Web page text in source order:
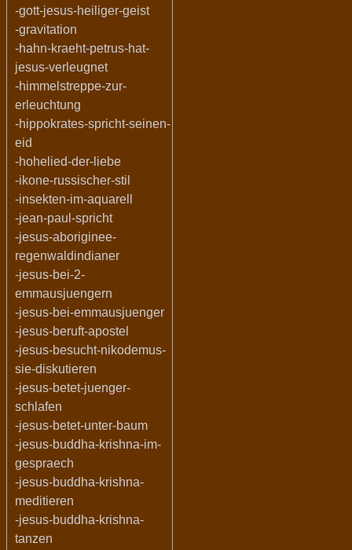
-gott-jesus-heiliger-geist
-gravitation
-hahn-kraeht-petrus-hat-
jesus-verleugnet
-himmelstreppe-zur-
erleuchtung
-hippokrates-spricht-seinen-
eid
-hohelied-der-liebe
-ikone-russischer-stil
-insekten-im-aquarell
-jean-paul-spricht
-jesus-aboriginee-
regenwaldindianer
-jesus-bei-2-
emmausjuengern
-jesus-bei-emmausjuenger
-jesus-beruft-apostel
-jesus-besucht-nikodemus-
sie-diskutieren
-jesus-betet-juenger-
schlafen
-jesus-betet-unter-baum
-jesus-buddha-krishna-im-
gespraech
-jesus-buddha-krishna-
meditieren
-jesus-buddha-krishna-
tanzen